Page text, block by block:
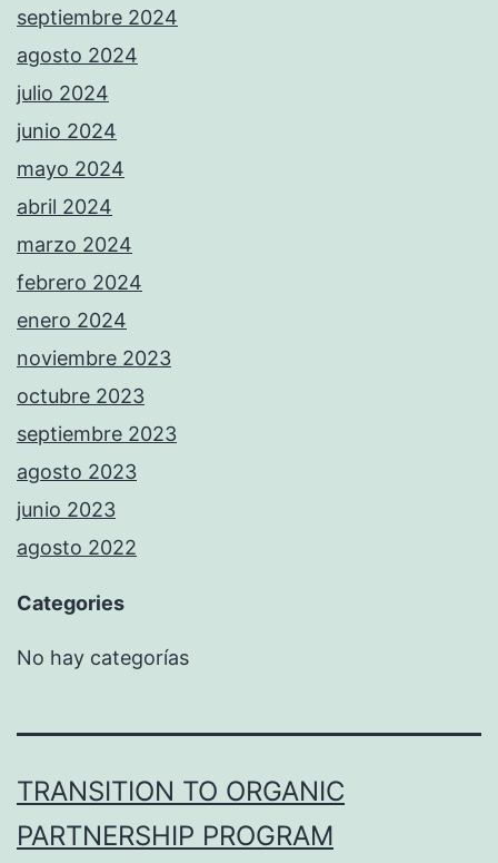
septiembre 2024
agosto 2024
julio 2024
junio 2024
mayo 2024
abril 2024
marzo 2024
febrero 2024
enero 2024
noviembre 2023
octubre 2023
septiembre 2023
agosto 2023
junio 2023
agosto 2022
Categories
No hay categorías
TRANSITION TO ORGANIC
PARTNERSHIP PROGRAM